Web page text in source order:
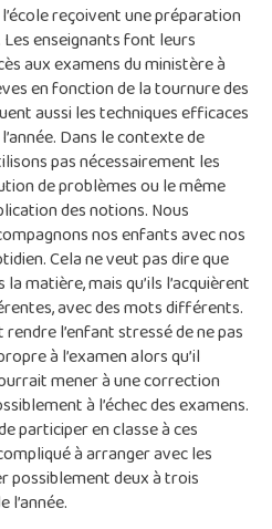
reçoivent une préparation
Les enseignants font leurs
aux examens du ministère à
en fonction de la tournure des
aussi les techniques efficaces
Dans le contexte de
pas nécessairement les
de problèmes ou le même
des notions. Nous
nos enfants avec nos
Cela ne veut pas dire que
matière, mais qu’ils l’acquièrent
avec des mots différents.
l’enfant stressé de ne pas
à l’examen alors qu’il
mener à une correction
à l’échec des examens.
participer en classe à ces
à arranger avec les
possiblement deux à trois
l’année.